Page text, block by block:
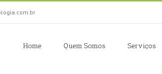
Home Quem Somos Serviços